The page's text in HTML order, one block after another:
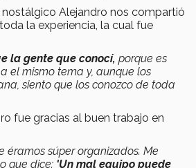
Alejandro nos compartió
la experiencia, la cual fue
la gente que conocí, porque es
el mismo tema y, aunque los
siento que los conozco de toda
fue gracias al buen trabajo en
éramos súper organizados. Me
que dice: 'Un mal equipo puede